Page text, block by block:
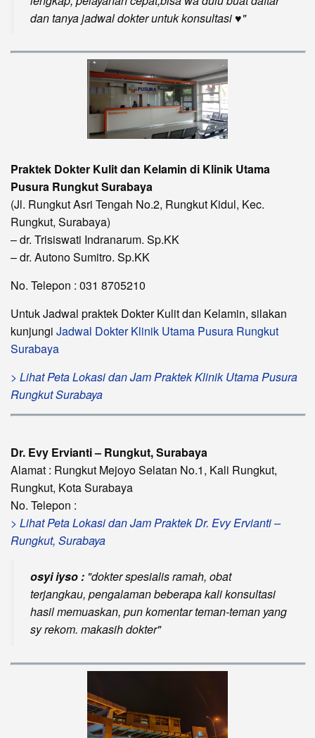
dan tanya jadwal dokter untuk konsultasi ♥️
Praktek Dokter Kulit dan Kelamin di Klinik Utama
Pusura Rungkut Surabaya
(Jl. Rungkut Asri Tengah No.2, Rungkut Kidul, Kec.
Rungkut, Surabaya)
– dr. Trisiswati Indranarum. Sp.KK
– dr. Autono Sumitro. Sp.KK
No. Telepon : 031 8705210
Untuk Jadwal praktek Dokter Kulit dan Kelamin, silakan
kunjungi Jadwal Dokter Klinik Utama Pusura Rungkut
Surabaya
> Lihat Peta Lokasi dan Jam Praktek Klinik Utama Pusura
Rungkut Surabaya
Dr. Evy Ervianti – Rungkut, Surabaya
Alamat : Rungkut Mejoyo Selatan No.1, Kali Rungkut,
Rungkut, Kota Surabaya
No. Telepon :
> Lihat Peta Lokasi dan Jam Praktek Dr. Evy Ervianti –
Rungkut, Surabaya
osyi iyso : dokter spesialis ramah, obat
terjangkau, pengalaman beberapa kali konsultasi
hasil memuaskan, pun komentar teman-teman yang
sy rekom. makasih dokter